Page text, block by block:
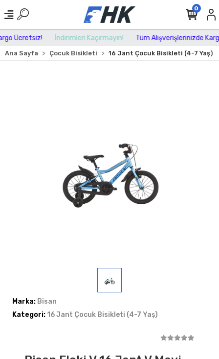
Ücretsiz! İndirimleri Kaçırmayın! Tüm Alışverişlerinizde
0
Ana Sayfa Çocuk Bisikleti 16 Jant Çocuk Bisikleti (4-7 Yaş)
Marka: Bisan
Kategori: 16 Jant Çocuk Bisikleti (4-7 Yaş)